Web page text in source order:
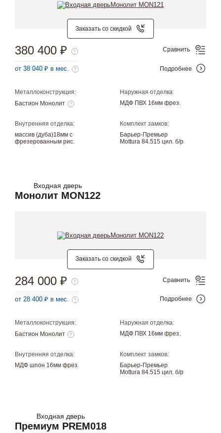
Заказать со скидкой
Металлоконструкция:
Бастион Монолит
Наружная отделка:
МДФ ПВХ 16мм фрез.
Внутренняя отделка:
массив (дуба)18мм с
фрезерованным рис.
Комплект замков:
Барьер-Премьер
Mottura 84.515 цил. б/р
380 400 ₽
от 38 040 ₽ в мес.
Сравнить
Подробнее
Входная дверь
Монолит MON122
Заказать со скидкой
Металлоконструкция:
Бастион Монолит
Наружная отделка:
МДФ ПВХ 16мм фрез.
Внутренняя отделка:
МДФ шпон 16мм фрез.
Комплект замков:
Барьер-Премьер
Mottura 84.515 цил. б/р
284 000 ₽
от 28 400 ₽ в мес.
Сравнить
Подробнее
Входная дверь
Премиум PREM018